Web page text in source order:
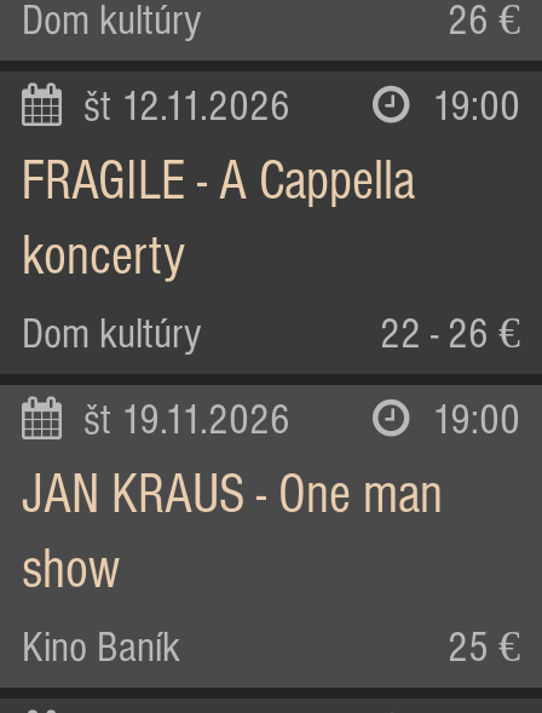
Dom kultúry 26 €
št 12.11.2026 19:00
FRAGILE - A Cappella
koncerty
Dom kultúry 22 - 26 €
št 19.11.2026 19:00
JAN KRAUS - One man
show
Kino Baník 25 €